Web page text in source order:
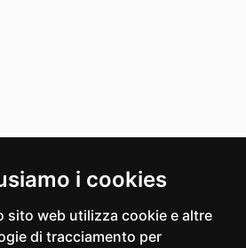
i cookies
sito web utilizza cookie e altre
di tracciamento per